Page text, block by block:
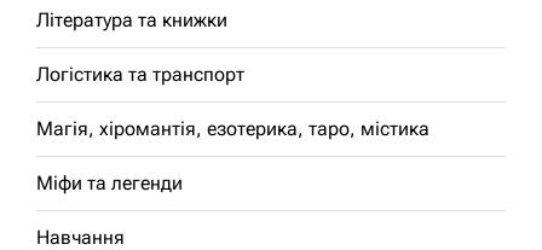
Література та книжки
Логістика та транспорт
Магія, хіромантія, езотерика, таро, містика
Міфи та легенди
Навчання